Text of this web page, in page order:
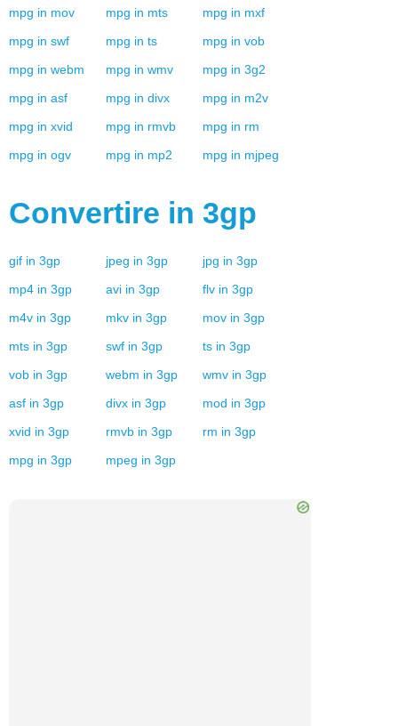
mpg in mov mpg in mts mpg in mxf
mpg in swf mpg in ts mpg in vob
mpg in webm mpg in wmv mpg in 3g2
mpg in asf mpg in divx mpg in m2v
mpg in xvid mpg in rmvb mpg in rm
mpg in ogv mpg in mp2 mpg in mjpeg
Convertire in 3gp
gif in 3gp jpeg in 3gp jpg in 3gp
mp4 in 3gp avi in 3gp flv in 3gp
m4v in 3gp mkv in 3gp mov in 3gp
mts in 3gp swf in 3gp ts in 3gp
vob in 3gp webm in 3gp wmv in 3gp
asf in 3gp divx in 3gp mod in 3gp
xvid in 3gp rmvb in 3gp rm in 3gp
mpg in 3gp mpeg in 3gp